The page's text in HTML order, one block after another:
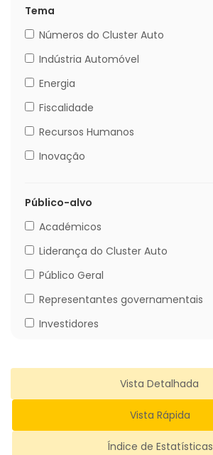
Tema
Números do Cluster Auto
Indústria Automóvel
Energia
Fiscalidade
Recursos Humanos
Inovação
Público-alvo
Académicos
Liderança do Cluster Auto
Público Geral
Representantes governamentais
Investidores
Vista Detalhada
Vista Rápida
Índice de Estatísticas